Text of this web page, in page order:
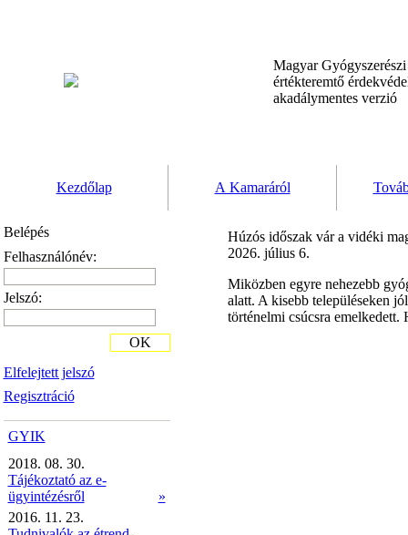
Magyar
értékteremtő
akadálymentes verzió
Kezdőlap A Kamaráról
Belépés
Felhasználónév:
Jelszó:
Elfelejtett jelszó
Regisztráció
OK
GYIK
2018. 08. 30.
Tájékoztató az e-
ügyintézésről
»
2016. 11. 23.
Húzós időszak vár a vidéki
2026. július 6.
Miközben egyre nehezebb
alatt. A kisebb településeken
történelmi csúcsra